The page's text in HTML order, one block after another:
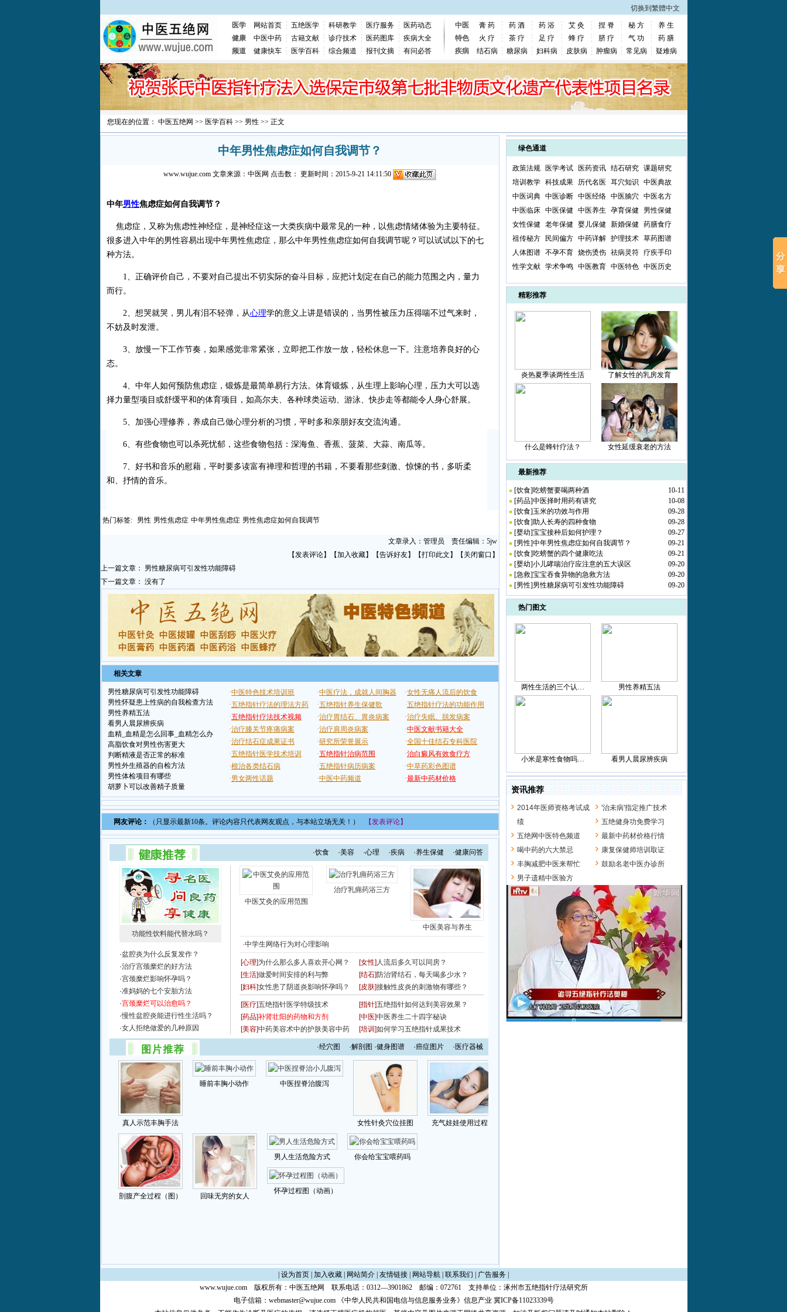
切换到繁體中文
医学 网站首页 五绝医学 科研教学 医疗服务
医药动态
健康
中医中药 古籍文献 诊疗技术 医药图库
疾病大全
频道
健康快车 医学百科 综合频道 报刊文摘 有问必答
中医 膏 药 药 酒 药 浴 艾 灸 捏 脊 秘 方
养 生
特色
火 疗 茶 疗 足 疗 蜂 疗 脐 疗 气 功
药 膳
疾病
结石病 糖尿病 妇科病 皮肤病 肿瘤病 常见病 疑难病
您现在的位置： 中医五绝网 >> 医学百科>> 男性>> 正文
中年男性焦虑症如何自我调节？
www.wujue.com文章来源： 中医网 点击数： 更新时间：2015-9-21 14:11:50
中年男性焦虑症如何自我调节？
焦虑症，又称为焦虑性神经症，是神经症这一大类疾病中最常见的一种，以焦虑情绪体验为主要特征。
很多进入中年的男性容易出现中年男性焦虑症，那么中年男性焦虑症如何自我调节呢？可以试试以下的七
种方法。
1、正确评价自己，不要对自己提出不切实际的奋斗目标，应把计划定在自己的能力范围之内，量力
而行。
2、想哭就哭，男儿有泪不轻弹，从心理学的意义上讲是错误的，当男性被压力压得喘不过气来时，
不妨及时发泄。
3、放慢一下工作节奏，如果感觉非常紧张，立即把工作放一放，轻松休息一下。注意培养良好的心
态。
4、中年人如何预防焦虑症，锻炼是最简单易行方法。体育锻炼，从生理上影响心理，压力大可以选
择力量型项目或舒缓平和的体育项目，如高尔夫、各种球类运动、游泳、快步走等都能令人身心舒展。
5、加强心理修养，养成自己做心理分析的习惯，平时多和亲朋好友交流沟通。
6、有些食物也可以杀死忧郁，这些食物包括：深海鱼、香蕉、菠菜、大蒜、南瓜等。
7、好书和音乐的慰藉，平时要多读富有禅理和哲理的书籍，不要看那些刺激、惊悚的书，多听柔
和、抒情的音乐。
热门标签: 男性 男性焦虑症 中年男性焦虑症 男性焦虑症如何自我调节
文章录入：管理员 责任编辑：5jw
【发表评论】【加入收藏】【告诉好友】【打印此文 】【 关闭窗口 】
上一篇文章：
男性糖尿病可引发性功能障碍
下一篇文章： 没有了
相关文章
男性糖尿病可引发性功能障碍
男性怀疑患上性病的自我检查方法
男性养精五法
看男人晨尿辨疾病
血精_血精是怎么回事_血精怎么办
高脂饮食对男性伤害更大
判断精液是否正常的标准
男性外生殖器的自检方法
男性体检项目有哪些
胡萝卜可以改善精子质量
网友评论： （只显示最新10条。评论内容只代表网友观点，与本站立场无关！） 【发表评论】
绿色通道
政策法规 医学考试 医药资讯 结石研究
课题研究
培训教学
科技成果 历代名医 耳穴知识
中医典故
中医词典
中医诊断 中医经络 中医腧穴
中医名方
中医临床
中医保健 中医养生 孕育保健
男性保健
女性保健
老年保健 婴儿保健 新婚保健
药膳食疗
祖传秘方
民间偏方 中药详解 护理技术
草药图谱
人体图谱
不孕不育 烧伤烫伤 祛病灵符
疗疾手印
性学文献
学术争鸣 中医教育 中医特色 中医历史
精彩推荐
炎热夏季谈两性生活 了解女性的乳房发育
什么是蜂针疗法？ 女性延缓衰老的方法
最新推荐
[饮食]吃螃蟹要喝两种酒
10-11
[药品]中医择时用药有讲究
10-08
[饮食]玉米的功效与作用
09-28
[饮食]助人长寿的四种食物
09-28
[婴幼]宝宝接种后如何护理？
09-27
[男性]中年男性焦虑症如何自我调节？
09-21
[饮食]吃螃蟹的四个健康吃法
09-21
[婴幼]小儿哮喘治疗应注意的五大误区
09-20
[急救]宝宝吞食异物的急救方法
09-20
[男性]男性糖尿病可引发性功能障碍 09-20
热门图文
两性生活的三个认… 男性养精五法
小米是寒性食物吗… 看男人晨尿辨疾病
设为首页 加入收藏 网站简介 友情链接 网站导航 联系我们 广告服务
www.wujue.com版权所有： 中医五绝网
联系电话：0312—3901862 邮编：072761 支持单位：涿州市五绝指针疗法研究所
电子信箱： webmaster@wujue.com《中华人民共和国电信与信息服务业务》信息产业 冀ICP备11023339号